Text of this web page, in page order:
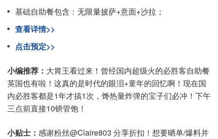
基础自助餐包含：无限量披萨+意面+沙拉；
查看详情>>
点击预定>>
小编推荐： 大胃王看过来！曾经国内超级火的必胜客自助餐
英国也有啦！这真的是时代的眼泪+童年的回忆啊！现在国
内必胜客都是1年才搞1次，馋热量炸弹的宝子们必冲！下午
三点前直接10镑管饱！
小贴士： 感谢粉丝@Claire803 分享折扣！想要晒单/爆料并